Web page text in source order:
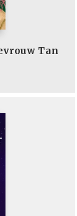
Tan